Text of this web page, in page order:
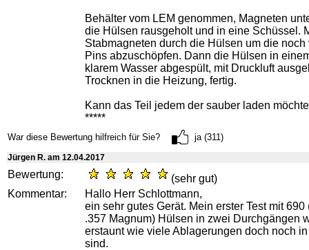
Behälter vom LEM genommen, Magneten
die Hülsen rausgeholt und in eine Schüssel.
Stabmagneten durch die Hülsen um die
Pins abzuschöpfen. Dann die Hülsen in
klarem Wasser abgespült, mit Druckluft
Trocknen in die Heizung, fertig.
Kann das Teil jedem der sauber laden
*****
War diese Bewertung hilfreich für Sie? ja (311)
Jürgen R. am 12.04.2017
Bewertung:
(sehr gut)
Kommentar:
Hallo Herr Schlottmann,
ein sehr gutes Gerät. Mein erster Test mit 690
.357 Magnum) Hülsen in zwei Durchgängen
erstaunt wie viele Ablagerungen doch noch
sind.